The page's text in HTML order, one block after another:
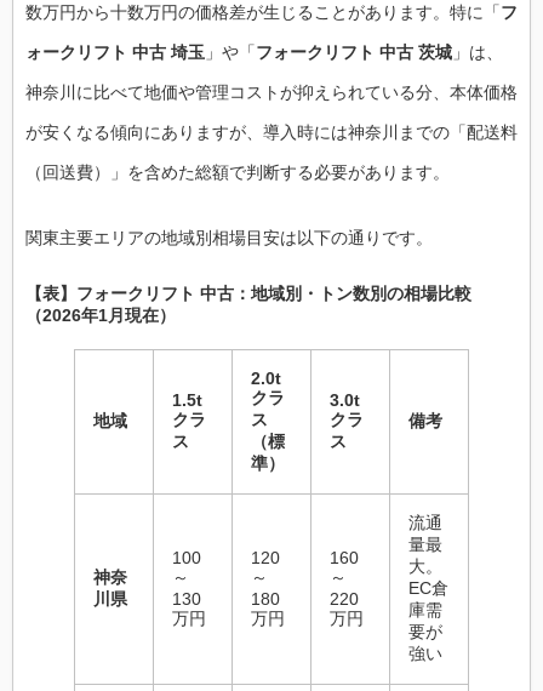
数万円から十数万円の価格差が生じることがあります。特に「フ
ォークリフト 中古 埼玉 」や「フォークリフト 中古 茨城 」は、
神奈川に比べて地価や管理コストが抑えられている分、本体価格
が安くなる傾向にありますが、導入時には神奈川までの「配送料
（回送費）」を含めた総額で判断する必要があります。
関東主要エリアの地域別相場目安は以下の通りです。
【表】フォークリフト 中古：地域別・トン数別の相場比較
（2026年1月現在）
地域
1.5t
クラ
ス
2.0t
クラ
ス
（標
準）
3.0t
クラ
ス
備考
神奈
川県
100
～
130
万円
120
～
180
万円
160
～
220
万円
流通
量最
大。
EC倉
庫需
要が
強い